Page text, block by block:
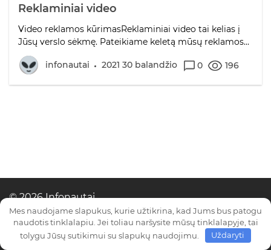
Reklaminiai video
Video reklamos kūrimasReklaminiai video tai kelias į
Jūsų verslo sėkmę. Pateikiame keletą mūsų reklamos...
infonautai 2021 30 balandžio 0 196
© 2026 Infonautai
Mes naudojame slapukus, kurie užtikrina, kad Jums bus patogu
naudotis tinklalapiu. Jei toliau naršysite mūsų tinklalapyje, tai
tolygu Jūsų sutikimui su slapukų naudojimu.
Uždaryti